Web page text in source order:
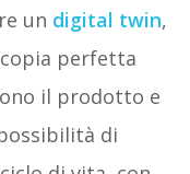
un digital twin,
perfetta
il prodotto e
di